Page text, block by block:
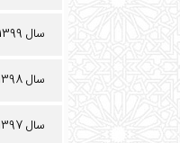
سال 1399 (126 خبر)
سال 1398 (421 خبر)
سال 1397 (572 خبر)